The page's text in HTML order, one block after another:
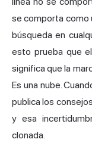
se comporta como
búsqueda en
esto prueba que
significa que la
Es una nube.
publica los
y esa
clonada.